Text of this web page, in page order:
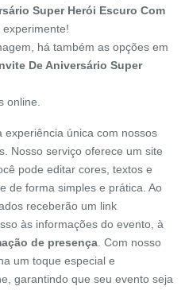
Super Herói Escuro Com
experimente!
há também as opções em
De Aniversário Super
online.
única com nossos
Nosso serviço oferece um site
pode editar cores, textos e
de forma simples e prática. Ao
receberão um link
às informações do evento, à
de presença . Com nosso
um toque especial e
garantindo que seu evento seja